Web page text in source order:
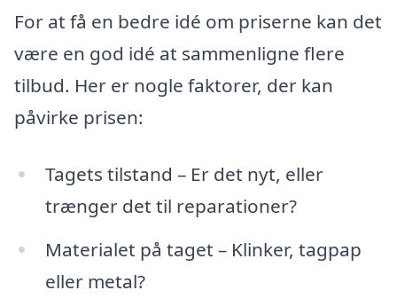
For at få en bedre idé om priserne kan det
være en god idé at sammenligne flere
tilbud. Her er nogle faktorer, der kan
påvirke prisen:
Tagets tilstand – Er det nyt, eller
trænger det til reparationer?
Materialet på taget – Klinker, tagpap
eller metal?